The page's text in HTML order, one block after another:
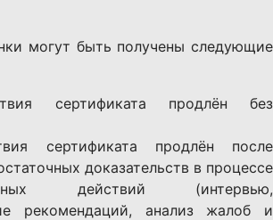
могут быть получены следующие
сертификата продлён без
сертификата продлён после
доказательств в процессе
действий (интервью,
рекомендаций, анализ жалоб и